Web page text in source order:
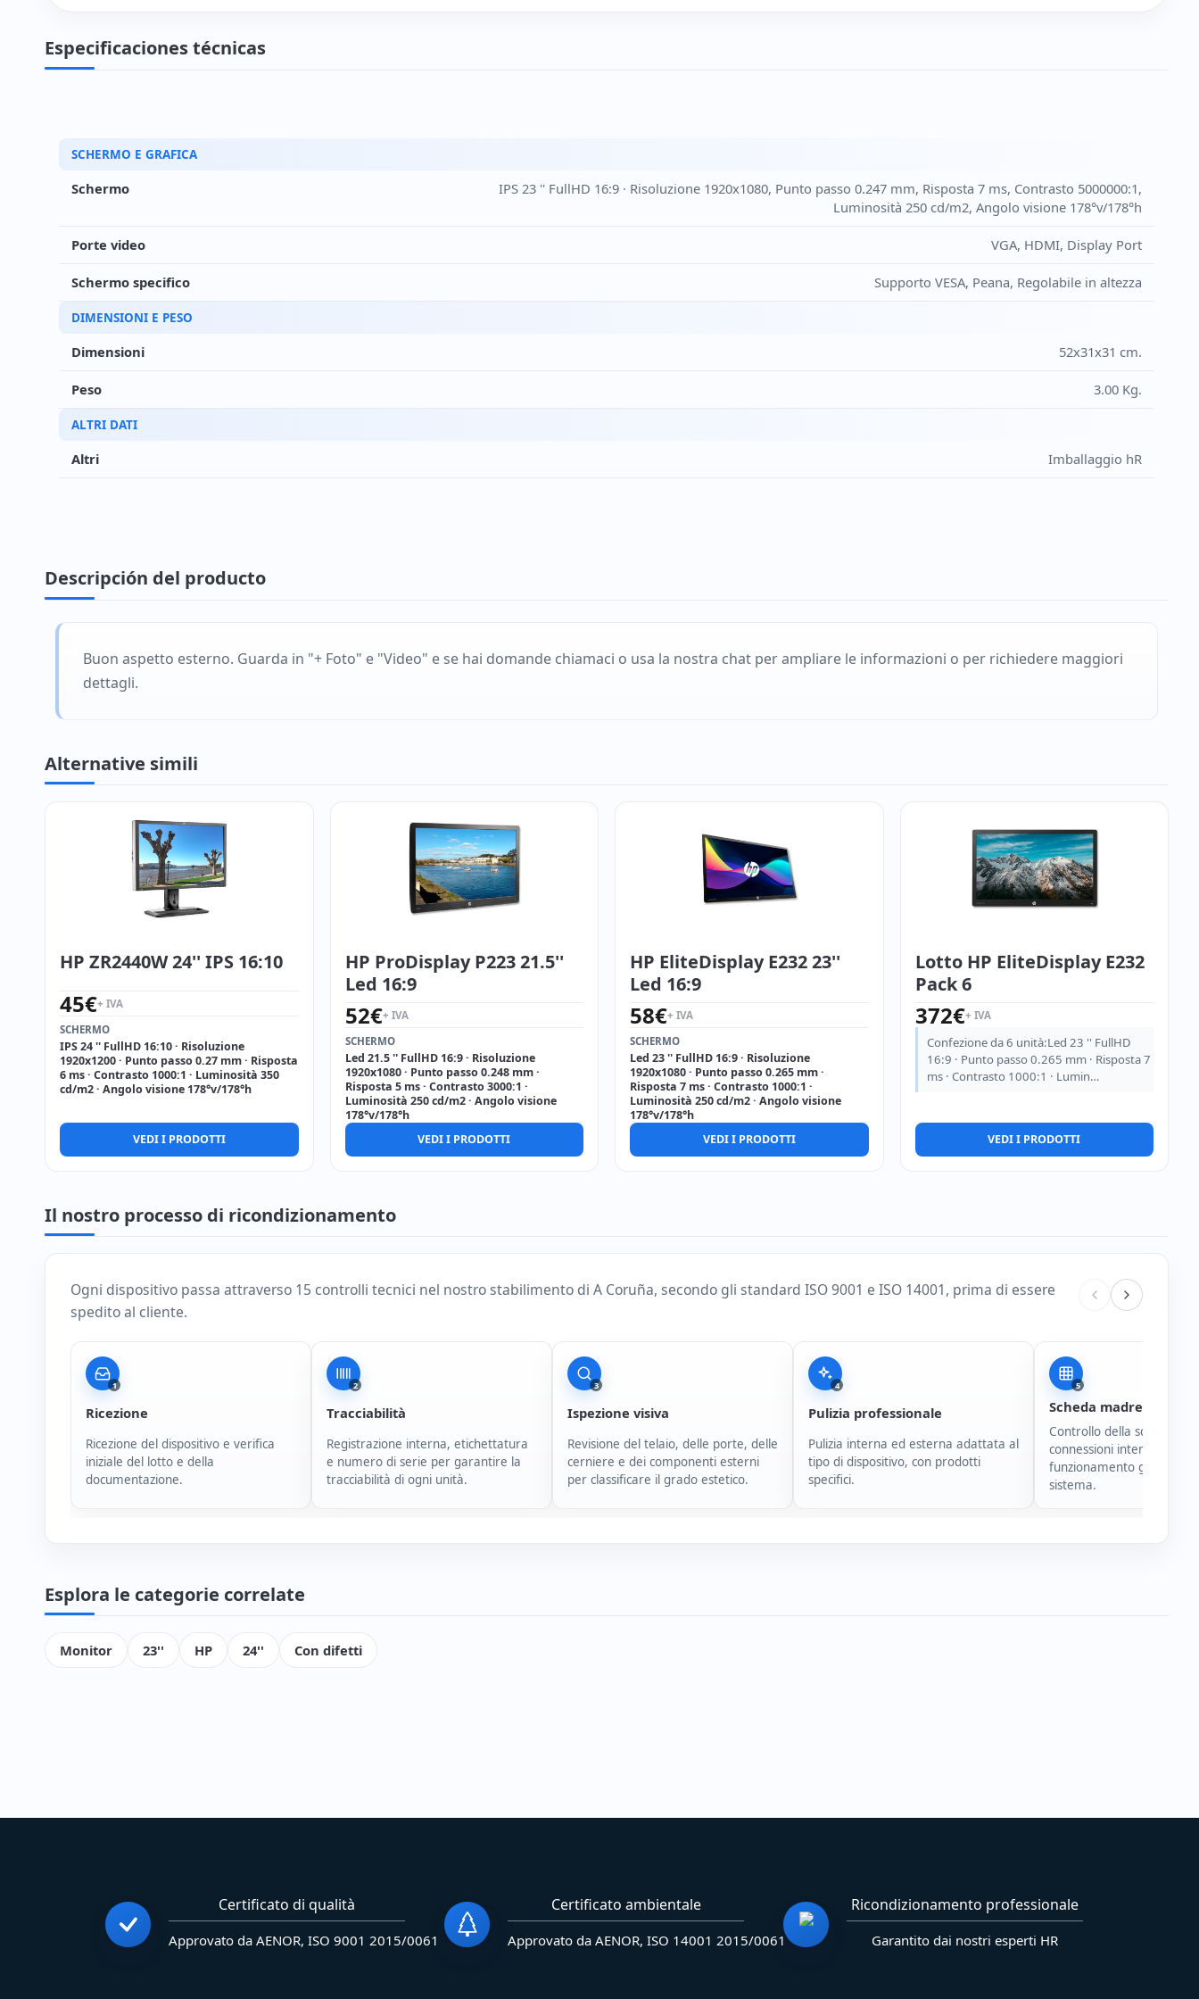
Especificaciones técnicas
SCHERMO E GRAFICA
Schermo
IPS 23 '' FullHD 16:9 · Risoluzione 1920x1080, Punto passo 0.247 mm, Risposta 7 ms, Contrasto 5000000:1,
Luminosità 250 cd/m2, Angolo visione 178°v/178°h
Porte video VGA, HDMI, Display Port
Schermo specifico Supporto VESA, Peana, Regolabile in altezza
DIMENSIONI E PESO
Dimensioni 52x31x31 cm.
Peso 3.00 Kg.
ALTRI DATI
Altri Imballaggio hR
Descripción del producto
Buon aspetto esterno. Guarda in "+ Foto" e "Video" e se hai domande chiamaci o usa la nostra chat per ampliare le informazioni o per richiedere maggiori
dettagli.
Alternative simili
HP ZR2440W 24'' IPS 16:10
45€+ IVA
SCHERMO
IPS 24 '' FullHD 16:10 · Risoluzione
1920x1200 · Punto passo 0.27 mm · Risposta
6 ms · Contrasto 1000:1 · Luminosità 350
cd/m2 · Angolo visione 178°v/178°h
VEDI I PRODOTTI
HP ProDisplay P223 21.5''
Led 16:9
52€+ IVA
SCHERMO
Led 21.5 '' FullHD 16:9 · Risoluzione
1920x1080 · Punto passo 0.248 mm ·
Risposta 5 ms · Contrasto 3000:1 ·
Luminosità 250 cd/m2 · Angolo visione
178°v/178°h
VEDI I PRODOTTI
HP EliteDisplay E232 23''
Led 16:9
58€+ IVA
SCHERMO
Led 23 '' FullHD 16:9 · Risoluzione
1920x1080 · Punto passo 0.265 mm ·
Risposta 7 ms · Contrasto 1000:1 ·
Luminosità 250 cd/m2 · Angolo visione
178°v/178°h
VEDI I PRODOTTI
Lotto HP EliteDisplay E232
Pack 6
372€+ IVA
Confezione da 6 unità:Led 23 '' FullHD
16:9 · Punto passo 0.265 mm · Risposta 7
ms · Contrasto 1000:1 · Lumin…
VEDI I PRODOTTI
Il nostro processo di ricondizionamento
Ogni dispositivo passa attraverso 15 controlli tecnici nel nostro stabilimento di A Coruña, secondo gli standard ISO 9001 e ISO 14001, prima di essere
spedito al cliente.
1
Ricezione
Ricezione del dispositivo e verifica
iniziale del lotto e della
documentazione.
2
Tracciabilità
Registrazione interna, etichettatura
e numero di serie per garantire la
tracciabilità di ogni unità.
3
Ispezione visiva
Revisione del telaio, delle porte, delle
cerniere e dei componenti esterni
per classificare il grado estetico.
4
Pulizia professionale
Pulizia interna ed esterna adattata al
tipo di dispositivo, con prodotti
specifici.
5
Scheda madre e
Controllo della scheda
connessioni interne e del
funzionamento generale
sistema.
Esplora le categorie correlate
Monitor 23'' HP 24'' Con difetti
Certificato di qualità
Approvato da AENOR, ISO 9001 2015/0061
Certificato ambientale
Approvato da AENOR, ISO 14001 2015/0061
Ricondizionamento professionale
Garantito dai nostri esperti HR